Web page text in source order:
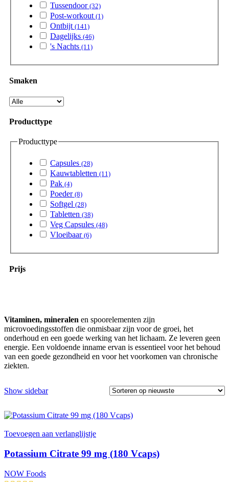
Tussendoor (32)
Post-workout (1)
Ontbijt (141)
Dagelijks (46)
's Nachts (11)
Smaken
Producttype
Producttype
Capsules (28)
Kauwtabletten (11)
Pak (4)
Poeder (8)
Softgel (28)
Tabletten (38)
Veg Capsules (48)
Vloeibaar (6)
Prijs
Vitaminen, mineralen en spoorelementen zijn
microvoedingsstoffen die onmisbaar zijn voor de groei, het
onderhoud en een goede werking van het lichaam. Ze leveren geen
energie. Een voldoende inname ervan is essentieel voor het behoud
van een goede gezondheid en voor het voorkomen van chronische
ziekten.
Show sidebar
Toevoegen aan verlanglijstje
Potassium Citrate 99 mg (180 Vcaps)
NOW Foods